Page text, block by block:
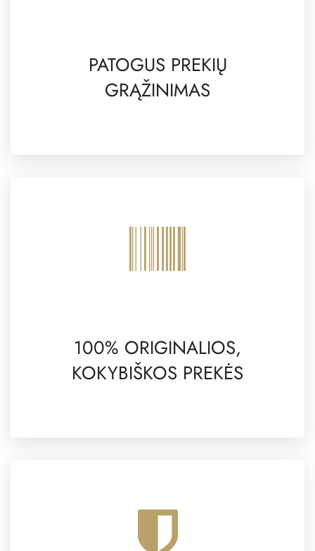
PATOGUS PREKIŲ
GRĄŽINIMAS
100% ORIGINALIOS,
KOKYBIŠKOS PREKĖS